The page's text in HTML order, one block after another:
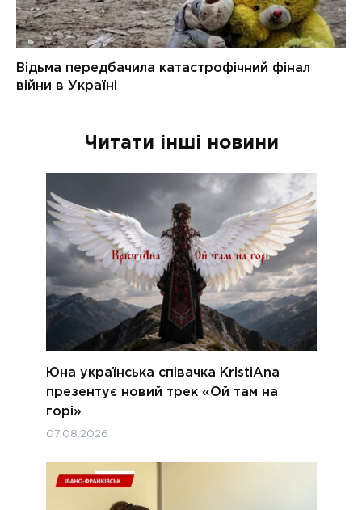
Читати інші новини
Юна українська співачка KristiAna
презентує новий трек «Ой там на
горі»
07.08.2026